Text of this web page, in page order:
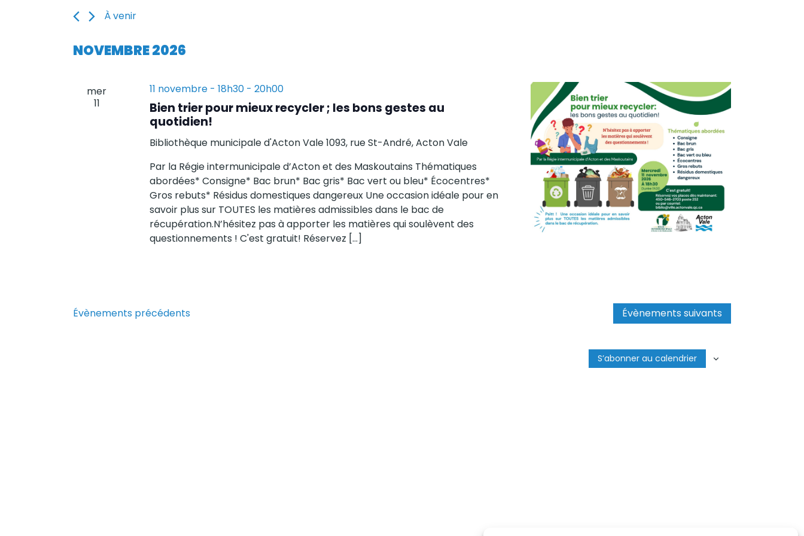
de
vues
Évènements
mot-
À venir
une
date.
NOVEMBRE 2026
mer
11
Bien trier pour mieux recycler ; les bons gestes au
quotidien!
11 novembre - 18h30- 20h00
Bibliothèque municipale d'Acton Vale1093, rue St-André, Acton Vale
Par la Régie intermunicipale d’Acton et des Maskoutains Thématiques
abordées* Consigne* Bac brun* Bac gris* Bac vert ou bleu* Écocentres*
Gros rebuts* Résidus domestiques dangereux Une occasion idéale pour en
savoir plus sur TOUTES les matières admissibles dans le bac de
récupération.N’hésitez pas à apporter les matières qui soulèvent des
questionnements ! C'est gratuit! Réservez […]
Évènements précédents Évènements suivants
S’abonner au calendrier